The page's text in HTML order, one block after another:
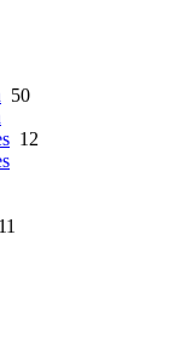
50
12